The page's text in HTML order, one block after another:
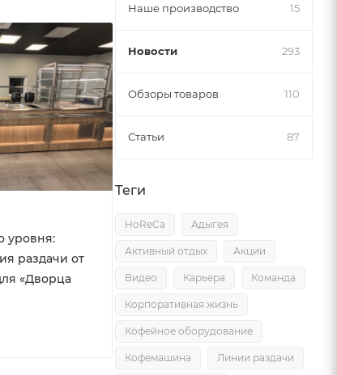
уровня:
раздачи от
«Дворца
Наше производство 15
Новости 293
Обзоры товаров 110
Статьи 87
Теги
HoReCa Адыгея
Активный отдых Акции
Видео Карьера Команда
Корпоративная жизнь
Кофейное оборудование
Кофемашина Линии раздачи